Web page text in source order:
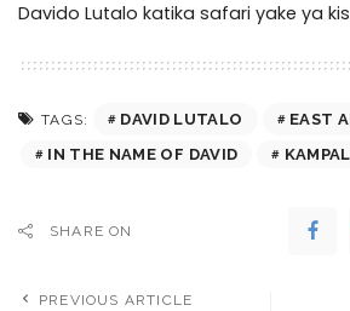
Davido Lutalo katika safari yake ya
TAGS: DAVID LUTALO
EAST
IN THE NAME OF DAVID
SHARE ON
PREVIOUS ARTICLE